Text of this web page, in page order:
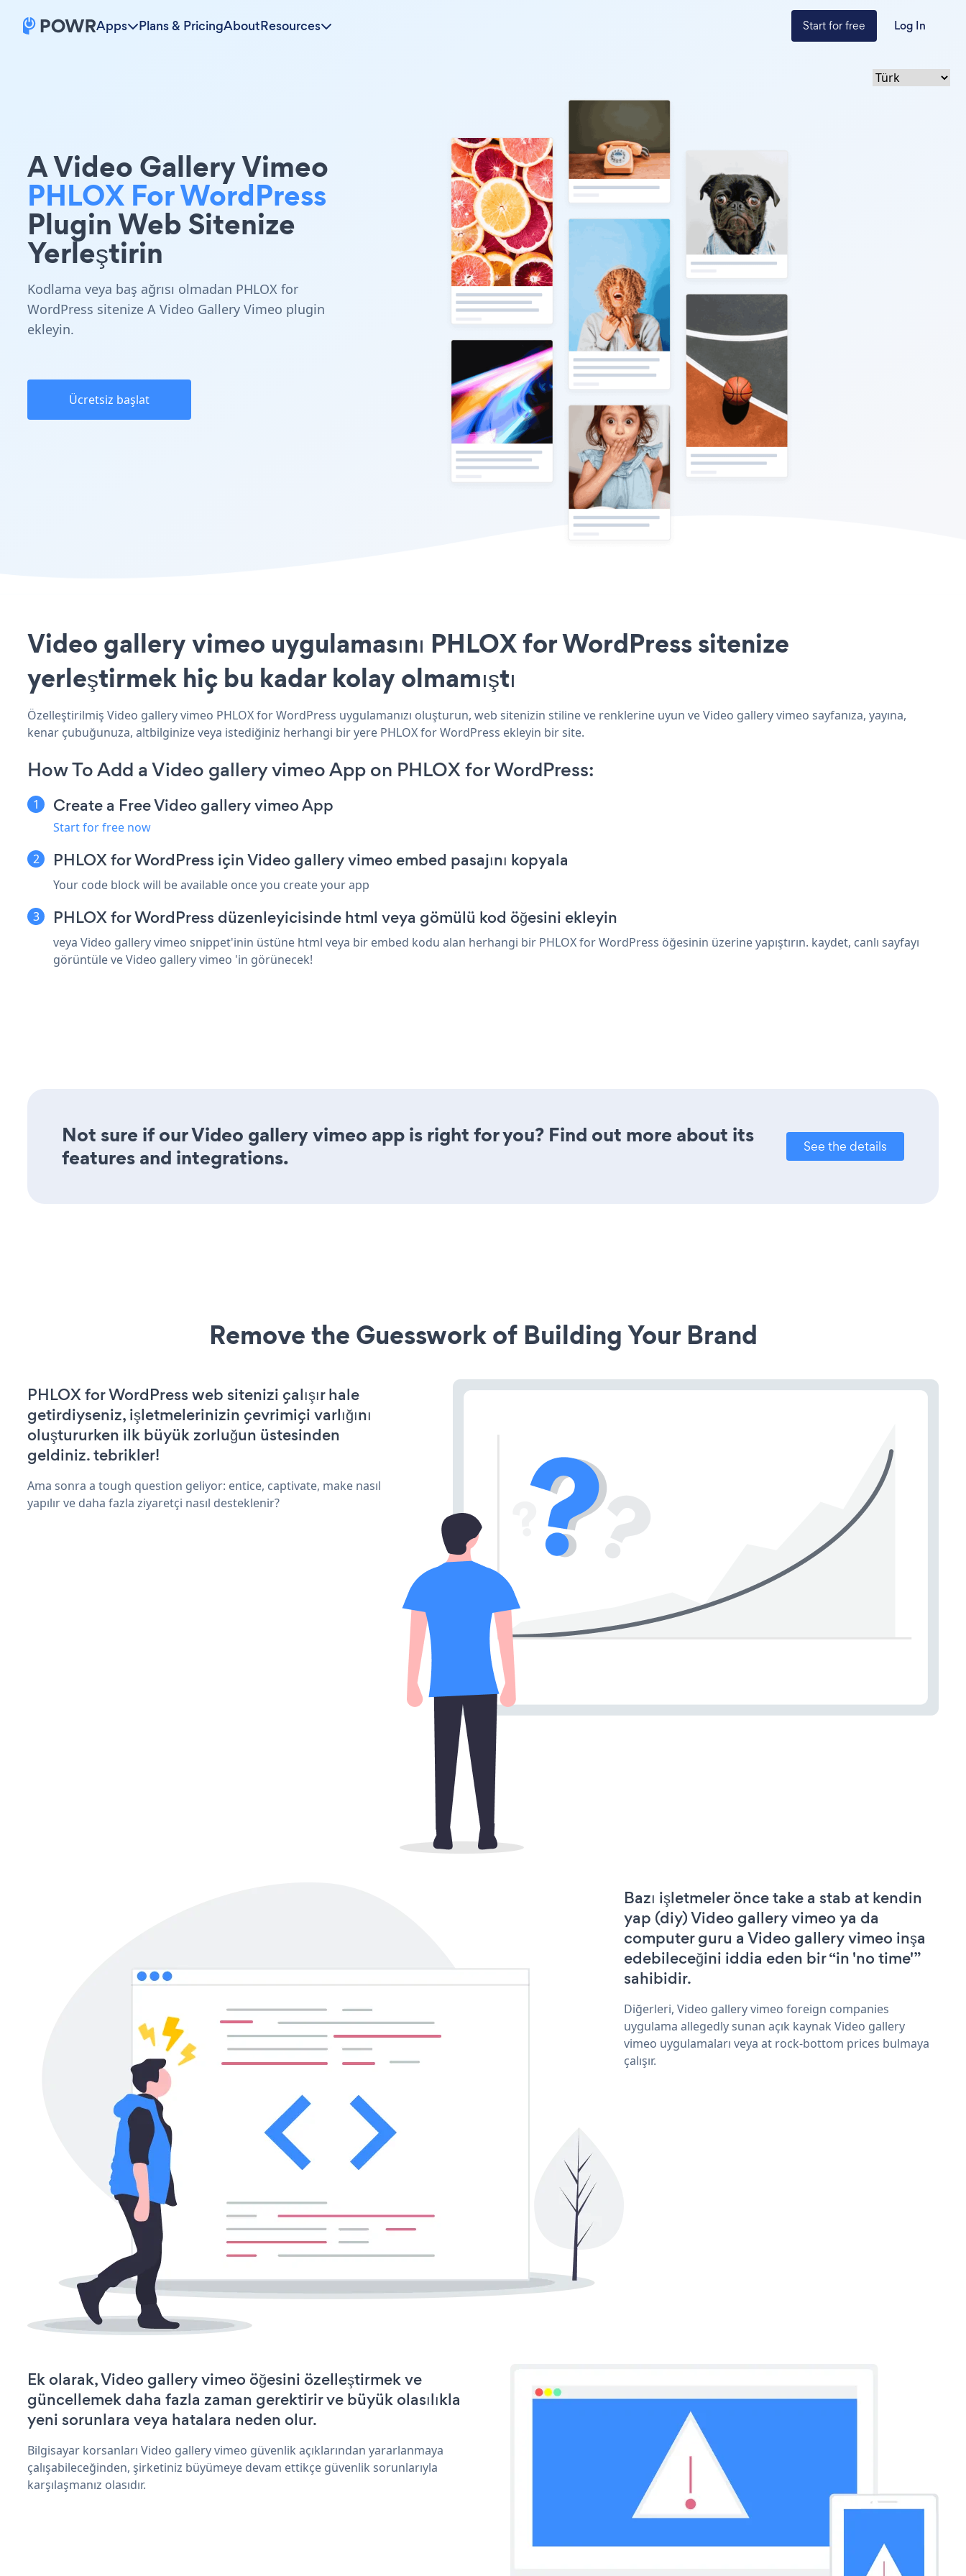
Apps Plans & PricingAboutResources Start for free Log In
A Video Gallery Vimeo
PHLOX For WordPress
Plugin Web Sitenize
Yerleştirin
Kodlama veya baş ağrısı olmadan PHLOX for
WordPress sitenize A Video Gallery Vimeo plugin
ekleyin.
Ücretsiz başlat
Video gallery vimeo uygulamasını PHLOX for WordPress sitenize
yerleştirmek hiç bu kadar kolay olmamıştı
Özelleştirilmiş Video gallery vimeo PHLOX for WordPress uygulamanızı oluşturun, web sitenizin stiline ve renklerine uyun ve Video gallery vimeo sayfanıza, yayına,
kenar çubuğunuza, altbilginize veya istediğiniz herhangi bir yere PHLOX for WordPress ekleyin bir site.
How To Add a Video gallery vimeo App on PHLOX for WordPress:
Create a Free Video gallery vimeo App
Start for free now
PHLOX for WordPress için Video gallery vimeo embed pasajını kopyala
Your code block will be available once you create your app
PHLOX for WordPress düzenleyicisinde html veya gömülü kod öğesini ekleyin
veya Video gallery vimeo snippet'inin üstüne html veya bir embed kodu alan herhangi bir PHLOX for WordPress öğesinin üzerine yapıştırın. kaydet, canlı sayfayı
görüntüle ve Video gallery vimeo 'in görünecek!
Not sure if our Video gallery vimeo app is right for you? Find out more about its
features and integrations.
See the details
Remove the Guesswork of Building Your Brand
PHLOX for WordPress web sitenizi çalışır hale
getirdiyseniz, işletmelerinizin çevrimiçi varlığını
oluştururken ilk büyük zorluğun üstesinden
geldiniz. tebrikler!
Ama sonra a tough question geliyor: entice, captivate, make nasıl
yapılır ve daha fazla ziyaretçi nasıl desteklenir?
Bazı işletmeler önce take a stab at kendin
yap (diy) Video gallery vimeo ya da
computer guru a Video gallery vimeo inşa
edebileceğini iddia eden bir “in 'no time'”
sahibidir.
Diğerleri, Video gallery vimeo foreign companies
uygulama allegedly sunan açık kaynak Video gallery
vimeo uygulamaları veya at rock-bottom prices bulmaya
çalışır.
Ek olarak, Video gallery vimeo öğesini özelleştirmek ve
güncellemek daha fazla zaman gerektirir ve büyük olasılıkla
yeni sorunlara veya hatalara neden olur.
Bilgisayar korsanları Video gallery vimeo güvenlik açıklarından yararlanmaya
çalışabileceğinden, şirketiniz büyümeye devam ettikçe güvenlik sorunlarıyla
karşılaşmanız olasıdır.